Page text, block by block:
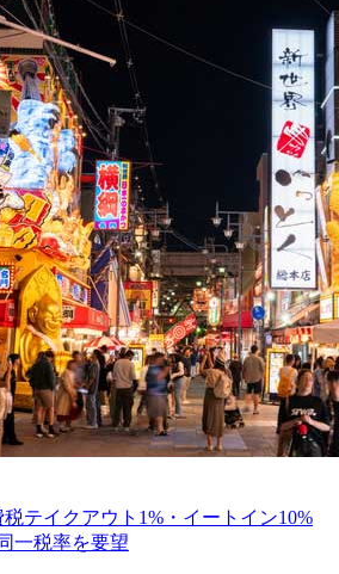
テイクアウト1%・イートイン10%
一税率を要望